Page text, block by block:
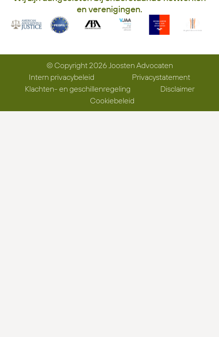
en verenigingen.
© Copyright 2026 Joosten Advocaten
Intern privacybeleid
Privacystatement
Klachten- en geschillenregeling
Disclaimer
Cookiebeleid